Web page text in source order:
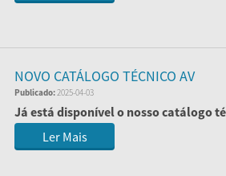
NOVO CATÁLOGO TÉCNICO AV
Publicado:2025-04-03
Já está disponível o nosso catálogo
Ler Mais